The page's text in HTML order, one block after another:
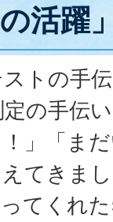
活躍
トの手
の手伝
」「ま
てきま
てくれ